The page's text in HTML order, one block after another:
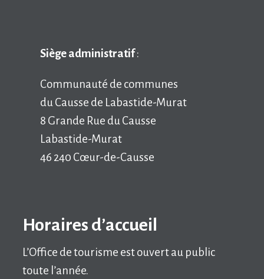
Siège administratif:
Communauté de communes
du Causse de Labastide-Murat
8 Grande Rue du Causse
Labastide-Murat
46 240 Cœur-de-Causse
Horaires d’accueil
L’Office de tourisme est ouvert au public
toute l’année.